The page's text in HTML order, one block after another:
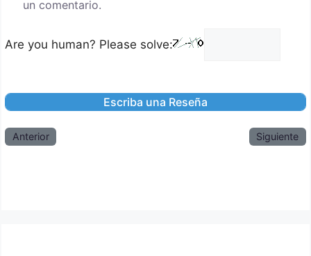
un comentario.
Are you human? Please solve:
Anterior Siguiente